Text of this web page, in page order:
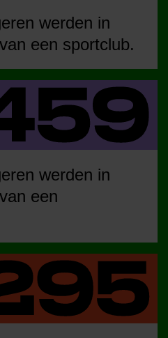
werden in
een sportclub.
werden in
een